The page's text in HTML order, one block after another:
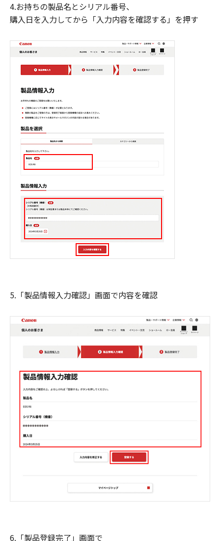
4.お持ちの製品名とシリアル番号、
購入日を入力してから「入力内容を確認する」を押す
5.「製品情報入力確認」画面で内容を確認
6.「製品登録完了」画面で